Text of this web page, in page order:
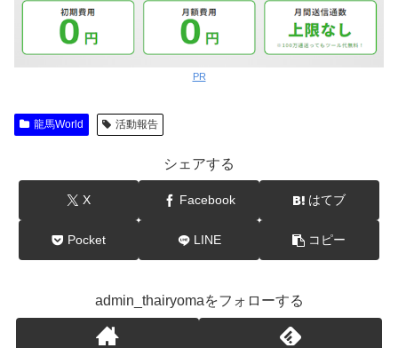
PR
龍馬World 活動報告
シェアする
X Facebook はてブ
Pocket LINE コピー
admin_thairyomaをフォローする